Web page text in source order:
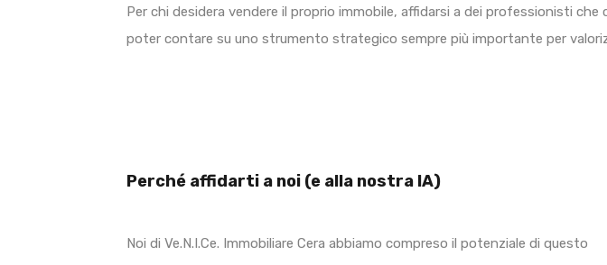
Per chi desidera vendere il proprio immobile, affidarsi a dei professionisti
poter contare su uno strumento strategico sempre più importante per
Perché affidarti a noi (e alla nostra IA)
Noi di Ve.N.I.Ce. Immobiliare Cera abbiamo compreso il potenziale di questo